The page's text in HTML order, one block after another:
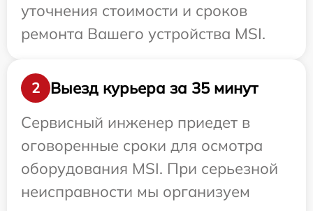
уточнения стоимости и сроков
ремонта Вашего устройства MSI.
2
Выезд курьера за 35 минут
Сервисный инженер приедет в
оговоренные сроки для осмотра
оборудования MSI. При серьезной
неисправности мы организуем